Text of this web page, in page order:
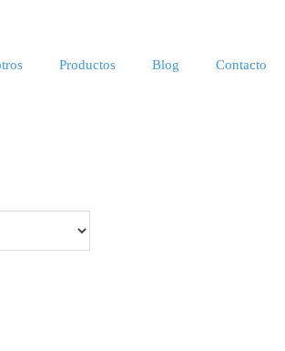
Productos Blog Contacto